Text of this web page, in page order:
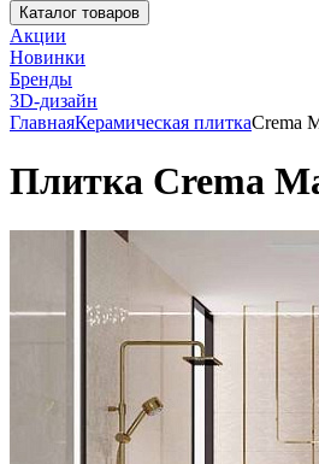
Каталог товаров
Акции
Новинки
Бренды
3D-дизайн
ГлавнаяКерамическая плиткаCrema
Плитка Crema